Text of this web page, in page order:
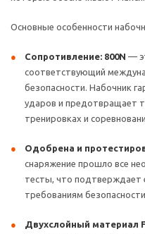
Основные особенности
Сопротивление: 800N —
соответствующий
безопасности. Набочник
ударов и предотвращает
тренировках и
Одобрена и
снаряжение прошло все
тесты, что подтверждает
требованиям
Двухслойный материал